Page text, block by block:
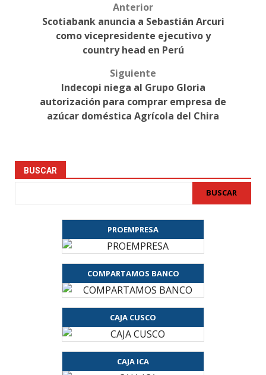
navigation
Anterior
Scotiabank anuncia a Sebastián Arcuri
como vicepresidente ejecutivo y
country head en Perú
Siguiente
Indecopi niega al Grupo Gloria
autorización para comprar empresa de
azúcar doméstica Agrícola del Chira
BUSCAR
BUSCAR
PROEMPRESA
COMPARTAMOS BANCO
CAJA CUSCO
CAJA ICA